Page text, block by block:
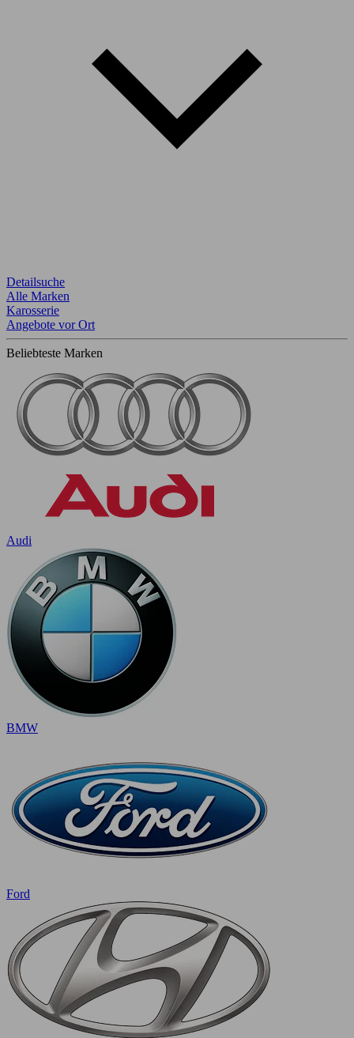
Detailsuche
Alle Marken
Karosserie
Angebote vor Ort
Beliebteste Marken
Audi
BMW
Ford